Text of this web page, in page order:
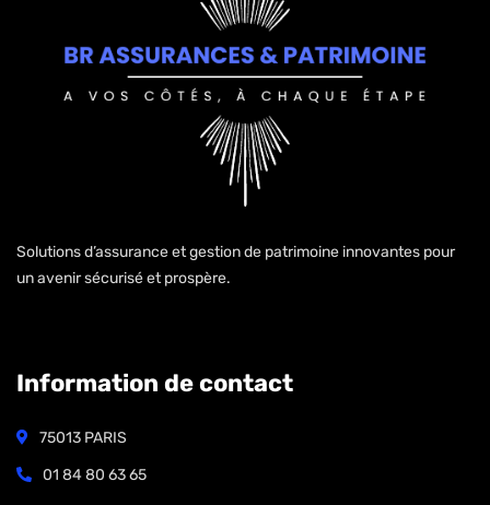
Solutions d’assurance et gestion de patrimoine innovantes pour
un avenir sécurisé et prospère.
Information de contact
75013 PARIS
01 84 80 63 65